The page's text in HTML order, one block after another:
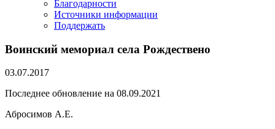
Благодарности
Источники информации
Поддержать
Воинский мемориал села Рождествено
03.07.2017
Последнее обновление на 08.09.2021
Абросимов А.Е.